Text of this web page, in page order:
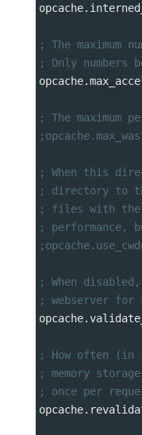
; The maximum
; Only numbers
; The maximum
; When this
; directory to
; files with the
; performance,
; When
; webserver
; How often (in
; memory
; once per